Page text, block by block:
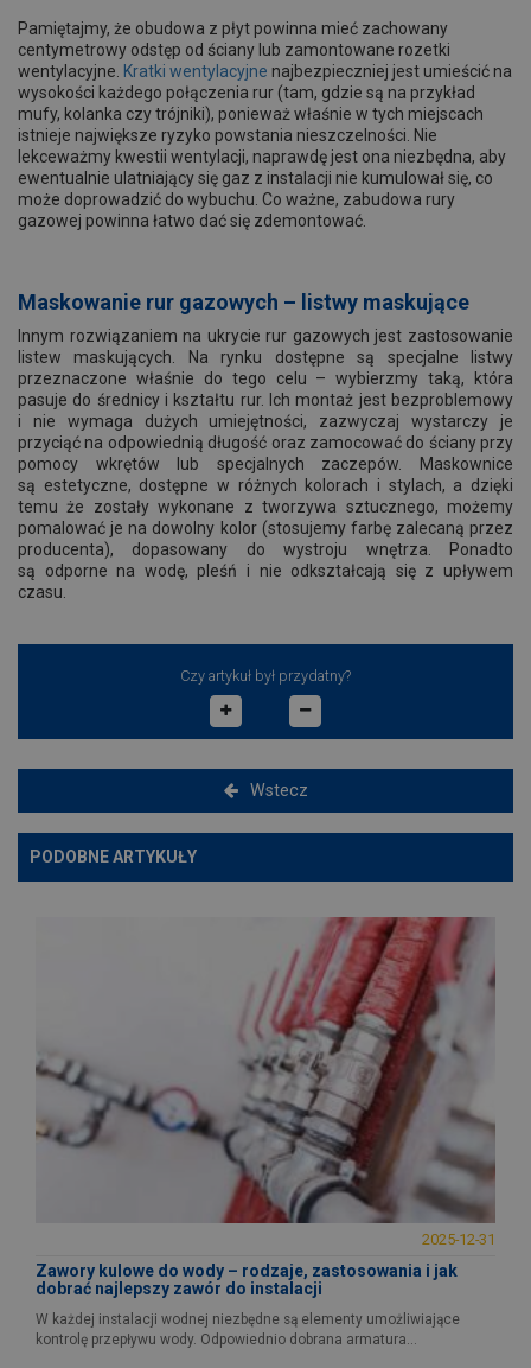
Pamiętajmy, że obudowa z płyt powinna mieć zachowany
centymetrowy odstęp od ściany lub zamontowane rozetki
wentylacyjne. Kratki wentylacyjne najbezpieczniej jest umieścić na
wysokości każdego połączenia rur (tam, gdzie są na przykład
mufy, kolanka czy trójniki), ponieważ właśnie w tych miejscach
istnieje największe ryzyko powstania nieszczelności. Nie
lekceważmy kwestii wentylacji, naprawdę jest ona niezbędna, aby
ewentualnie ulatniający się gaz z instalacji nie kumulował się, co
może doprowadzić do wybuchu. Co ważne, zabudowa rury
gazowej powinna łatwo dać się zdemontować.
Maskowanie rur gazowych – listwy maskujące
Innym rozwiązaniem na ukrycie rur gazowych jest zastosowanie
listew maskujących. Na rynku dostępne są specjalne listwy
przeznaczone właśnie do tego celu – wybierzmy taką, która
pasuje do średnicy i kształtu rur. Ich montaż jest bezproblemowy
i nie wymaga dużych umiejętności, zazwyczaj wystarczy je
przyciąć na odpowiednią długość oraz zamocować do ściany przy
pomocy wkrętów lub specjalnych zaczepów. Maskownice
są estetyczne, dostępne w różnych kolorach i stylach, a dzięki
temu że zostały wykonane z tworzywa sztucznego, możemy
pomalować je na dowolny kolor (stosujemy farbę zalecaną przez
producenta), dopasowany do wystroju wnętrza. Ponadto
są odporne na wodę, pleśń i nie odkształcają się z upływem
czasu.
Czy artykuł był przydatny?
Wstecz
PODOBNE ARTYKUŁY
2025-12-31
Zawory kulowe do wody – rodzaje, zastosowania i jak
dobrać najlepszy zawór do instalacji
W każdej instalacji wodnej niezbędne są elementy umożliwiające
kontrolę przepływu wody. Odpowiednio dobrana armatura...